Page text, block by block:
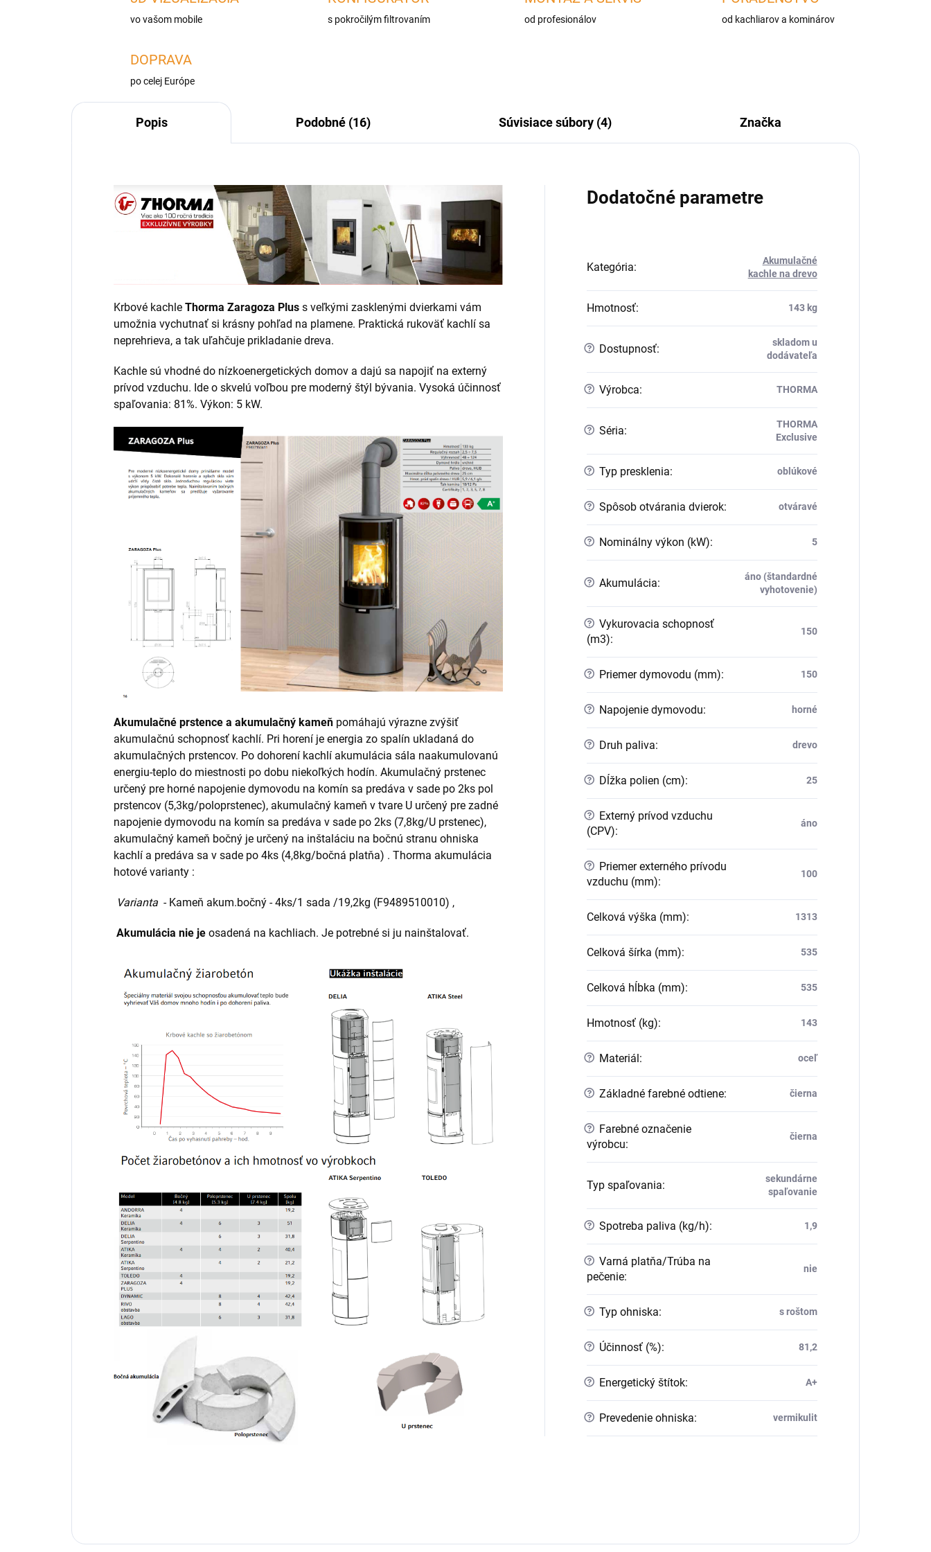
vo vašom mobile s pokročilým filtrovaním od profesionálov od kachliarov a kominárov
DOPRAVA
po celej Európe
Popis Podobné (16) Súvisiace súbory (4) Značka
Krbové kachle Thorma Zaragoza Plus s veľkými zasklenými dvierkami vám
umožnia vychutnať si krásny pohľad na plamene. Praktická rukoväť kachlí sa
neprehrieva, a tak uľahčuje prikladanie dreva.
Kachle sú vhodné do nízkoenergetických domov a dajú sa napojiť na externý
prívod vzduchu. Ide o skvelú voľbou pre moderný štýl bývania. Vysoká účinnosť
spaľovania: 81%. Výkon: 5 kW.
Akumulačné prstence a akumulačný kameň pomáhajú výrazne zvýšiť
akumulačnú schopnosť kachlí. Pri horení je energia zo spalín ukladaná do
akumulačných prstencov. Po dohorení kachlí akumulácia sála naakumulovanú
energiu-teplo do miestnosti po dobu niekoľkých hodín. Akumulačný prstenec
určený pre horné napojenie dymovodu na komín sa predáva v sade po 2ks pol
prstencov (5,3kg/poloprstenec), akumulačný kameň v tvare U určený pre zadné
napojenie dymovodu na komín sa predáva v sade po 2ks (7,8kg/U prstenec),
akumulačný kameň bočný je určený na inštaláciu na bočnú stranu ohniska
kachlí a predáva sa v sade po 4ks (4,8kg/bočná platňa) . Thorma akumulácia
hotové varianty :
Varianta - Kameň akum.bočný - 4ks/1 sada /19,2kg (F9489510010) ,
Akumulácia nie je osadená na kachliach. Je potrebné si ju nainštalovať.
Dodatočné parametre
Kategória:
Akumulačné
kachle na drevo
Hmotnosť: 143 kg
? Dostupnosť:
skladom u
dodávateľa
? Výrobca: THORMA
? Séria:
THORMA
Exclusive
? Typ presklenia: oblúkové
? Spôsob otvárania dvierok: otváravé
? Nominálny výkon (kW): 5
? Akumulácia:
áno (štandardné
vyhotovenie)
? Vykurovacia schopnosť
(m3):
150
? Priemer dymovodu (mm): 150
? Napojenie dymovodu: horné
? Druh paliva: drevo
? Dĺžka polien (cm): 25
?
Externý prívod vzduchu
(CPV):
áno
?
Priemer externého prívodu
vzduchu (mm):
100
Celková výška (mm): 1313
Celková šírka (mm): 535
Celková hĺbka (mm): 535
Hmotnosť (kg): 143
? Materiál : oceľ
? Základné farebné odtiene: čierna
?
Farebné označenie
výrobcu:
čierna
Typ spaľovania:
sekundárne
spaľovanie
? Spotreba paliva (kg/h): 1,9
? Varná platňa/Trúba na
pečenie:
nie
? Typ ohniska: s roštom
? Účinnosť (%): 81,2
? Energetický štítok: A+
? Prevedenie ohniska: vermikulit